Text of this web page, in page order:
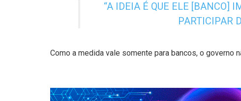
“A IDEIA É QUE ELE [BANCO]
PARTICIPAR
Como a medida vale somente para bancos, o governo